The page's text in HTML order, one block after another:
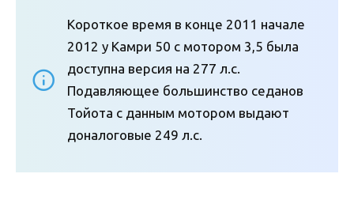
Короткое время в конце 2011 начале
2012 у Камри 50 с мотором 3,5 была
доступна версия на 277 л.с.
Подавляющее большинство седанов
Тойота с данным мотором выдают
доналоговые 249 л.с.